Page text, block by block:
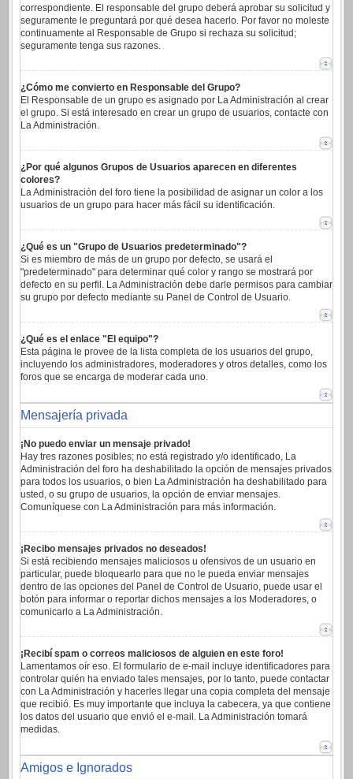
correspondiente. El responsable del grupo deberá aprobar su solicitud y
seguramente le preguntará por qué desea hacerlo. Por favor no moleste
continuamente al Responsable de Grupo si rechaza su solicitud;
seguramente tenga sus razones.
¿Cómo me convierto en Responsable del Grupo?
El Responsable de un grupo es asignado por La Administración al crear
el grupo. Si está interesado en crear un grupo de usuarios, contacte con
La Administración.
¿Por qué algunos Grupos de Usuarios aparecen en diferentes
colores?
La Administración del foro tiene la posibilidad de asignar un color a los
usuarios de un grupo para hacer más fácil su identificación.
¿Qué es un "Grupo de Usuarios predeterminado"?
Si es miembro de más de un grupo por defecto, se usará el
"predeterminado" para determinar qué color y rango se mostrará por
defecto en su perfil. La Administración debe darle permisos para cambiar
su grupo por defecto mediante su Panel de Control de Usuario.
¿Qué es el enlace "El equipo"?
Esta página le provee de la lista completa de los usuarios del grupo,
incluyendo los administradores, moderadores y otros detalles, como los
foros que se encarga de moderar cada uno.
Mensajería privada
¡No puedo enviar un mensaje privado!
Hay tres razones posibles; no está registrado y/o identificado, La
Administración del foro ha deshabilitado la opción de mensajes privados
para todos los usuarios, o bien La Administración ha deshabilitado para
usted, o su grupo de usuarios, la opción de enviar mensajes.
Comuníquese con La Administración para más información.
¡Recibo mensajes privados no deseados!
Si está recibiendo mensajes maliciosos u ofensivos de un usuario en
particular, puede bloquearlo para que no le pueda enviar mensajes
dentro de las opciones del Panel de Control de Usuario, puede usar el
botón para informar o reportar dichos mensajes a los Moderadores, o
comunicarlo a La Administración.
¡Recibí spam o correos maliciosos de alguien en este foro!
Lamentamos oír eso. El formulario de e-mail incluye identificadores para
controlar quién ha enviado tales mensajes, por lo tanto, puede contactar
con La Administración y hacerles llegar una copia completa del mensaje
que recibió. Es muy importante que incluya la cabecera, ya que contiene
los datos del usuario que envió el e-mail. La Administración tomará
medidas.
Amigos e Ignorados